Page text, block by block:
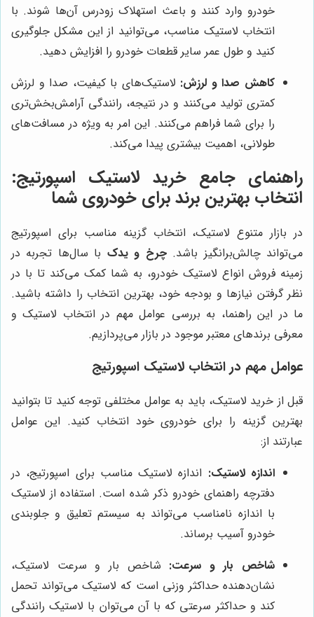
خودرو وارد کنند و باعث استهلاک زودرس آن‌ها شوند. با
انتخاب لاستیک مناسب، می‌توانید از این مشکل جلوگیری
کنید و طول عمر سایر قطعات خودرو را افزایش دهید.
کاهش صدا و لرزش: لاستیک‌های با کیفیت، صدا و لرزش
کمتری تولید می‌کنند و در نتیجه، رانندگی آرامش‌بخش‌تری
را برای شما فراهم می‌کنند. این امر به ویژه در مسافت‌های
طولانی، اهمیت بیشتری پیدا می‌کند.
راهنمای جامع خرید لاستیک اسپورتیج:
انتخاب بهترین برند برای خودروی شما
در بازار متنوع لاستیک، انتخاب گزینه مناسب برای اسپورتیج
می‌تواند چالش‌برانگیز باشد.چرخ و یدک با سال‌ها تجربه در
زمینه فروش انواع لاستیک خودرو، به شما کمک می‌کند تا با در
نظر گرفتن نیازها و بودجه خود، بهترین انتخاب را داشته باشید.
ما در این راهنما، به بررسی عوامل مهم در انتخاب لاستیک و
معرفی برندهای معتبر موجود در بازار می‌پردازیم.
عوامل مهم در انتخاب لاستیک اسپورتیج
قبل از خرید لاستیک، باید به عوامل مختلفی توجه کنید تا بتوانید
بهترین گزینه را برای خودروی خود انتخاب کنید. این عوامل
عبارتند از:
اندازه لاستیک: اندازه لاستیک مناسب برای اسپورتیج، در
دفترچه راهنمای خودرو ذکر شده است. استفاده از لاستیک
با اندازه نامناسب می‌تواند به سیستم تعلیق و جلوبندی
خودرو آسیب برساند.
شاخص بار و سرعت: شاخص بار و سرعت لاستیک،
نشان‌دهنده حداکثر وزنی است که لاستیک می‌تواند تحمل
کند و حداکثر سرعتی که با آن می‌توان با لاستیک رانندگی